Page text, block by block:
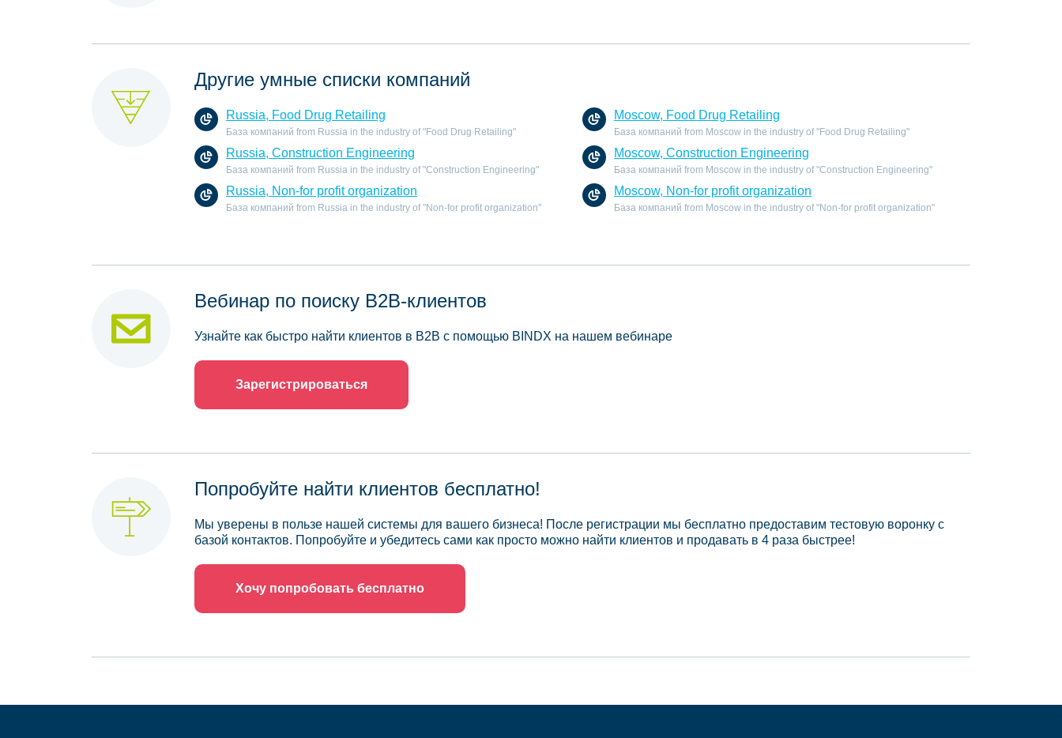
Другие умные списки компаний
Russia, Food Drug Retailing
База компаний from Russia in the industry of "Food Drug Retailing"
Moscow, Food Drug Retailing
База компаний from Moscow in the industry of "Food Drug Retailing"
Russia, Construction Engineering
База компаний from Russia in the industry of "Construction Engineering"
Moscow, Construction Engineering
База компаний from Moscow in the industry of "Construction Engineering"
Russia, Non-for profit organization
База компаний from Russia in the industry of "Non-for profit organization"
Moscow, Non-for profit organization
База компаний from Moscow in the industry of "Non-for profit organization"
Вебинар по поиску B2B-клиентов
Узнайте как быстро найти клиентов в B2B с помощью BINDX на нашем вебинаре
Зарегистрироваться
Попробуйте найти клиентов бесплатно!
Мы уверены в пользе нашей системы для вашего бизнеса! После регистрации мы бесплатно предоставим тестовую воронку с
базой контактов. Попробуйте и убедитесь сами как просто можно найти клиентов и продавать в 4 раза быстрее!
Хочу попробовать бесплатно